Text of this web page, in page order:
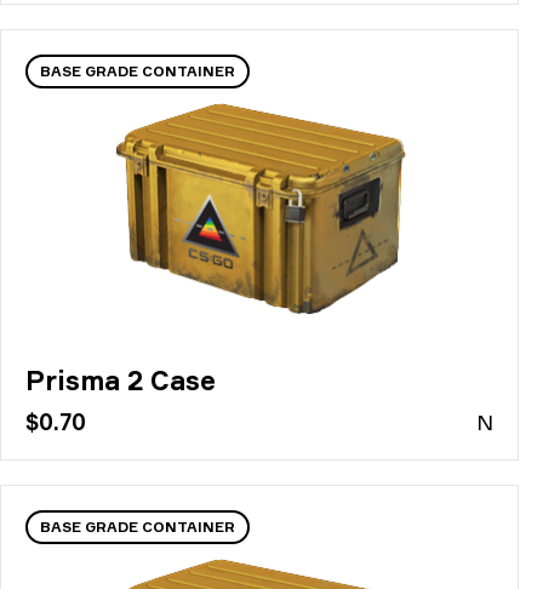
BASE GRADE CONTAINER
Prisma 2 Case
$0.70 N
BASE GRADE CONTAINER